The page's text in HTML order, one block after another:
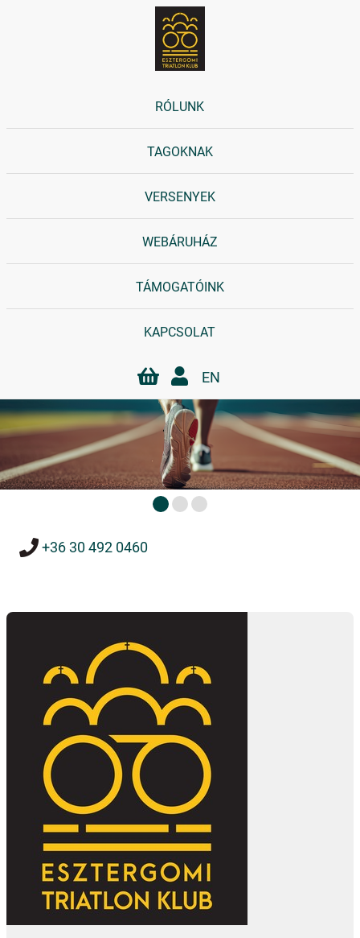
RÓLUNK
TAGOKNAK
VERSENYEK
WEBÁRUHÁZ
TÁMOGATÓINK
KAPCSOLAT
EN
+36 30 492 0460